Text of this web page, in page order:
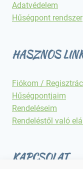
Adatvédelem
Hűségpont rendszer
HASZNOS
Fiókom /
Hűségpontjaim
Rendeléseim
Rendeléstől való
KAPCSOLAT